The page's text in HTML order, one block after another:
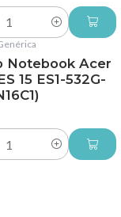
Notebook Acer
15 ES1-532G-